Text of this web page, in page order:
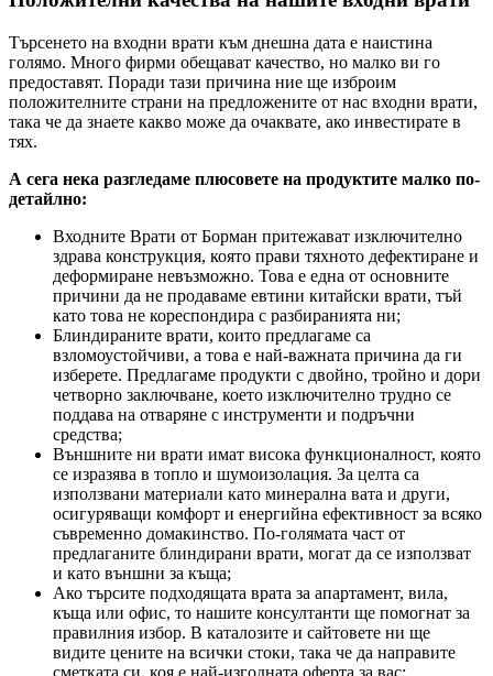
Търсенето на входни врати към днешна дата е наистина
голямо. Много фирми обещават качество, но малко ви го
предоставят. Поради тази причина ние ще изброим
положителните страни на предложените от нас входни врати,
така че да знаете какво може да очаквате, ако инвестирате в
тях.
А сега нека разгледаме плюсовете на продуктите малко по-
детайлно:
Входните Врати от Борман притежават изключително
здрава конструкция, която прави тяхното дефектиране и
деформиране невъзможно. Това е една от основните
причини да не продаваме евтини китайски врати, тъй
като това не кореспондира с разбиранията ни;
Блиндираните врати, които предлагаме са
взломоустойчиви, а това е най-важната причина да ги
изберете. Предлагаме продукти с двойно, тройно и дори
четворно заключване, което изключително трудно се
поддава на отваряне с инструменти и подръчни
средства;
Външните ни врати имат висока функционалност, която
се изразява в топло и шумоизолация. За целта са
използвани материали като минерална вата и други,
осигуряващи комфорт и енергийна ефективност за всяко
съвременно домакинство. По-голямата част от
предлаганите блиндирани врати, могат да се използват
и като външни за къща;
Ако търсите подходящата врата за апартамент, вила,
къща или офис, то нашите консултанти ще помогнат за
правилния избор. В каталозите и сайтовете ни ще
видите цените на всички стоки, така че да направите
сметката си, коя е най-изгодната оферта за вас;